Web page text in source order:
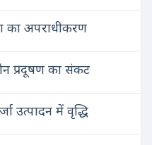
का अपराधीकरण
प्रदूषण का संकट
उत्पादन में वृद्धि